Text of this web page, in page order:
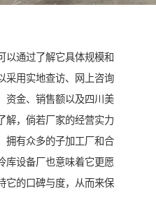
通过了解它具体规模和
采用实地查访、网上咨询
资金、销售额以及四川美
解，倘若厂家的经营实力
拥有众多的子加工厂和合
库设备厂也意味着它更愿
它的口碑与度，从而来保